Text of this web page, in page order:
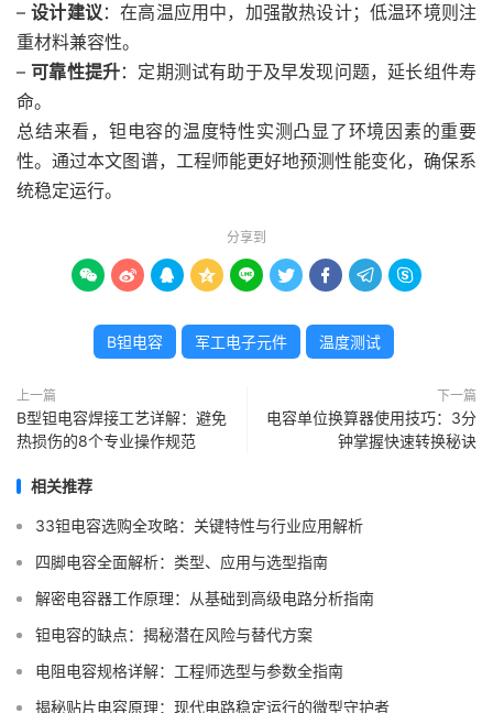
–设计建议：在高温应用中，加强散热设计；低温环境则注
重材料兼容性。
– 可靠性提升：定期测试有助于及早发现问题，延长组件寿
命。
总结来看，钽电容的温度特性实测凸显了环境因素的重要
性。通过本文图谱，工程师能更好地预测性能变化，确保系
统稳定运行。
分享到
        
B钽电容 军工电子元件 温度测试
上一篇
B型钽电容焊接工艺详解：避免
热损伤的8个专业操作规范
下一篇
电容单位换算器使用技巧：3分
钟掌握快速转换秘诀
相关推荐
33钽电容选购全攻略：关键特性与行业应用解析
四脚电容全面解析：类型、应用与选型指南
解密电容器工作原理：从基础到高级电路分析指南
钽电容的缺点：揭秘潜在风险与替代方案
电阻电容规格详解：工程师选型与参数全指南
揭秘贴片电容原理：现代电路稳定运行的微型守护者